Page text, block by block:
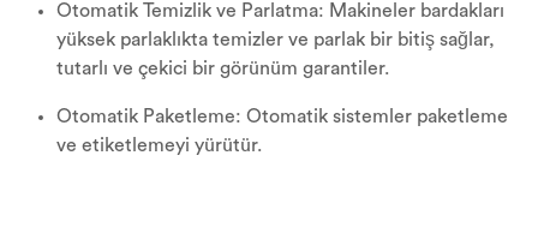
Otomatik Temizlik ve Parlatma: Makineler bardakları
yüksek parlaklıkta temizler ve parlak bir bitiş sağlar,
tutarlı ve çekici bir görünüm garantiler.
Otomatik Paketleme: Otomatik sistemler paketleme
ve etiketlemeyi yürütür.